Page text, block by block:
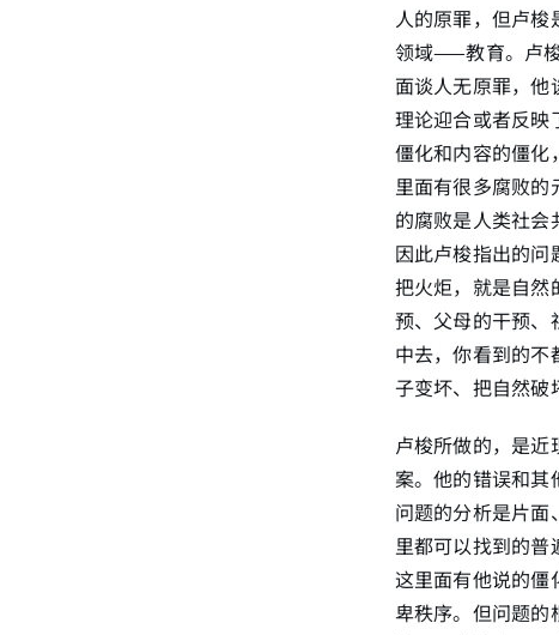
人的原罪，但卢
领域——教育。卢
面谈人无原罪，
理论迎合或者反映
僵化和内容的僵化
里面有很多腐败
的腐败是人类社会
因此卢梭指出的
把火炬，就是自然
预、父母的干预、
中去，你看到的
子变坏、把自然破
卢梭所做的，是
案。他的错误和
问题的分析是片
里都可以找到的普
这里面有他说的僵
卑秩序。但问题的